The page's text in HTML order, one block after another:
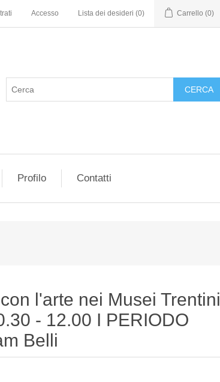
Accesso Lista dei desideri (0) Carrello (0)
CERCA
Profilo Contatti
l'arte nei Musei Trentini
- 12.00 I PERIODO
Belli